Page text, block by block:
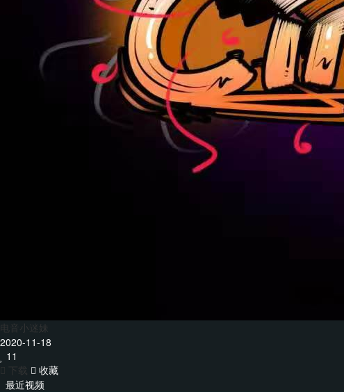
电音小迷妹
2020-11-18
11
下载
收藏
最近视频